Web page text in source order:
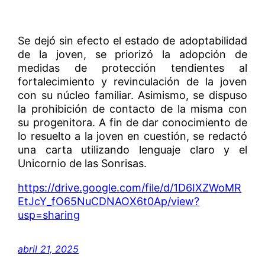
Se dejó sin efecto el estado de adoptabilidad
de la joven, se priorizó la adopción de
medidas de protección tendientes al
fortalecimiento y revinculación de la joven
con su núcleo familiar. Asimismo, se dispuso
la prohibición de contacto de la misma con
su progenitora. A fin de dar conocimiento de
lo resuelto a la joven en cuestión, se redactó
una carta utilizando lenguaje claro y el
Unicornio de las Sonrisas.
https://drive.google.com/file/d/1D6IXZWoMR
EtJcY_fO65NuCDNAOX6t0Ap/view?
usp=sharing
abril 21, 2025